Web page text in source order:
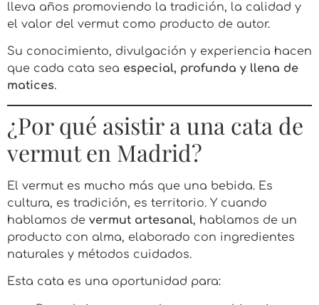
lleva años promoviendo la tradición, la calidad y
el valor del vermut como producto de autor.
Su conocimiento, divulgación y experiencia hacen
que cada cata sea especial, profunda y llena de
matices.
¿Por qué asistir a una cata de
vermut en Madrid?
El vermut es mucho más que una bebida. Es
cultura, es tradición, es territorio. Y cuando
hablamos de vermut artesanal, hablamos de un
producto con alma, elaborado con ingredientes
naturales y métodos cuidados.
Esta cata es una oportunidad para: